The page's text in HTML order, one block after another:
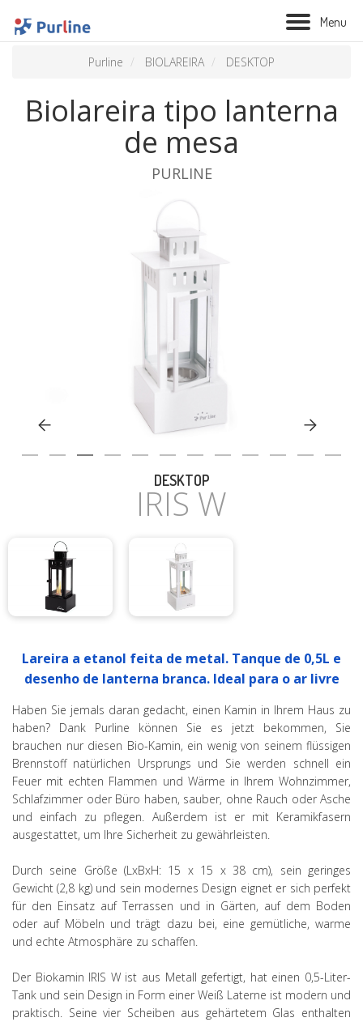
Menu
AQUECIMENTO
VENTILAÇÃO
TRATAMENTO AÉREO
Purline BIOLAREIRA DESKTOP
Biolareira tipo lanterna
de mesa
PURLINE
DESKTOP
IRIS W
Lareira a etanol feita de metal. Tanque de 0,5L e
desenho de lanterna branca. Ideal para o ar livre
Haben Sie jemals daran gedacht, einen Kamin in Ihrem Haus zu
haben? Dank Purline können Sie es jetzt bekommen, Sie
brauchen nur diesen Bio-Kamin, ein wenig von seinem flüssigen
Brennstoff natürlichen Ursprungs und Sie werden schnell ein
Feuer mit echten Flammen und Wärme in Ihrem Wohnzimmer,
Schlafzimmer oder Büro haben, sauber, ohne Rauch oder Asche
und einfach zu pflegen. Außerdem ist er mit Keramikfasern
ausgestattet, um Ihre Sicherheit zu gewährleisten.
Durch seine Größe (LxBxH: 15 x 15 x 38 cm), sein geringes
Gewicht (2,8 kg) und sein modernes Design eignet er sich perfekt
für den Einsatz auf Terrassen und in Gärten, auf dem Boden
oder auf Möbeln und trägt dazu bei, eine gemütliche, warme
und echte Atmosphäre zu schaffen.
Der Biokamin IRIS W ist aus Metall gefertigt, hat einen 0,5-Liter-
Tank und sein Design in Form einer Weiß Laterne ist modern und
praktisch. Seine vier Scheiben aus gehärtetem Glas enthalten